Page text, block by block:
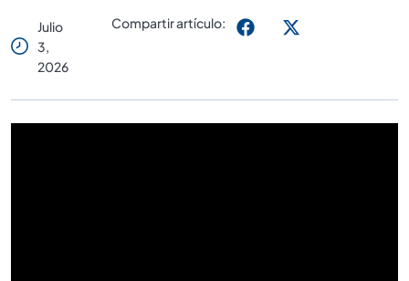
Julio
3,
2026
Compartir artículo: